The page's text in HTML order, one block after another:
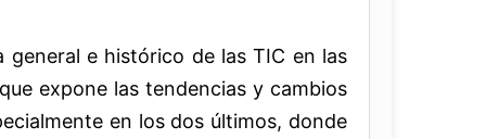
e histórico de las TIC en las
expone las tendencias y cambios
en los dos últimos, donde